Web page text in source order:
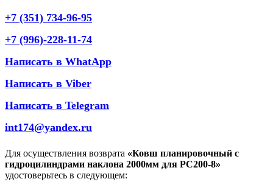
+7 (351) 734-96-95
+7 (996)-228-11-74
Написать в WhatApp
Написать в Viber
Написать в Telegram
int174@yandex.ru
Для осуществления возврата «Ковш планировочный с
гидроцилиндрами наклона 2000мм для PC200-8»
удостоверьтесь в следующем: